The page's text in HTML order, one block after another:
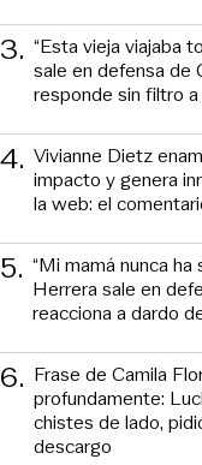
3. “Esta vieja viajaba
sale en defensa de
responde sin filtro
4. Vivianne Dietz
impacto y genera
la web: el
5. “Mi mamá nunca ha
Herrera sale en
reacciona a dardo
6. Frase de Camila
profundamente:
chistes de lado,
descargo